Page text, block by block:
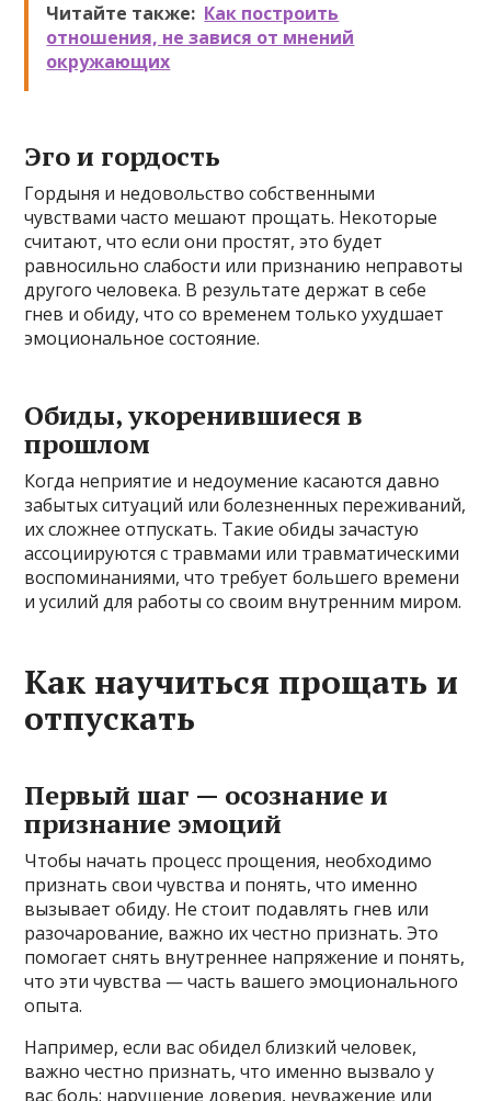
Читайте также: Как построить
отношения, не завися от мнений
окружающих
Эго и гордость
Гордыня и недовольство собственными
чувствами часто мешают прощать. Некоторые
считают, что если они простят, это будет
равносильно слабости или признанию неправоты
другого человека. В результате держат в себе
гнев и обиду, что со временем только ухудшает
эмоциональное состояние.
Обиды, укоренившиеся в
прошлом
Когда неприятие и недоумение касаются давно
забытых ситуаций или болезненных переживаний,
их сложнее отпускать. Такие обиды зачастую
ассоциируются с травмами или травматическими
воспоминаниями, что требует большего времени
и усилий для работы со своим внутренним миром.
Как научиться прощать и
отпускать
Первый шаг — осознание и
признание эмоций
Чтобы начать процесс прощения, необходимо
признать свои чувства и понять, что именно
вызывает обиду. Не стоит подавлять гнев или
разочарование, важно их честно признать. Это
помогает снять внутреннее напряжение и понять,
что эти чувства — часть вашего эмоционального
опыта.
Например, если вас обидел близкий человек,
важно честно признать, что именно вызвало у
вас боль: нарушение доверия, неуважение или